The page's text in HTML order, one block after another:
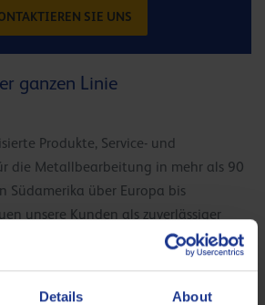
Details About
SIE UNS
ganzen Linie
Produkte, Service- und
die Metallbearbeitung in mehr als 90
Südamerika über Europa bis
unsere Kunden als zuverlässiger
damit sie ihre Herausforderungen
für Weltklasse-Produkte,